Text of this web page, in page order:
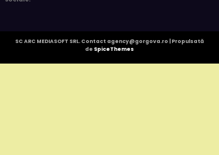
Specialist Comunicare
Pentru Oameni